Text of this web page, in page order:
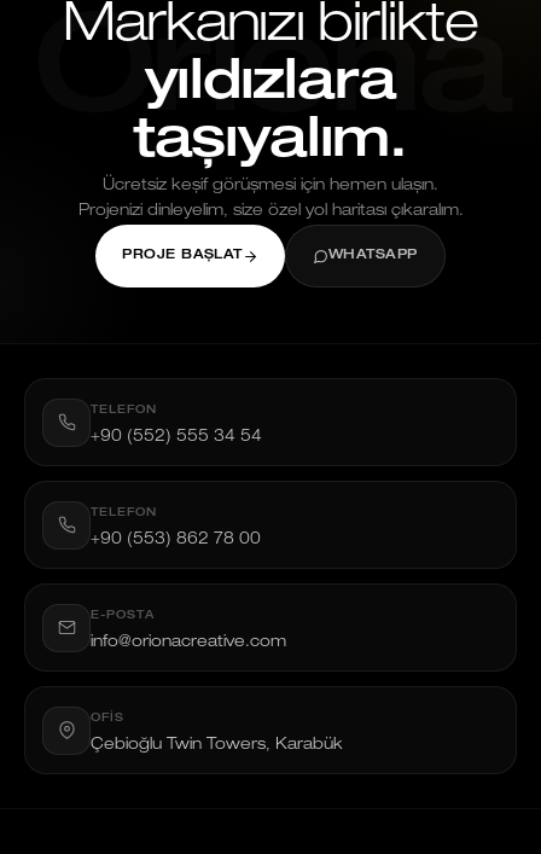
Oriona
Markanızı birlikte
yıldızlara
taşıyalım.
Ücretsiz keşif görüşmesi için hemen ulaşın.
Projenizi dinleyelim, size özel yol haritası çıkaralım.
PROJE BAŞLAT WHATSAPP
TELEFON
+90 (552) 555 34 54
TELEFON
+90 (553) 862 78 00
E-POSTA
info@orionacreative.com
OFIS
Çebioğlu Twin Towers, Karabük